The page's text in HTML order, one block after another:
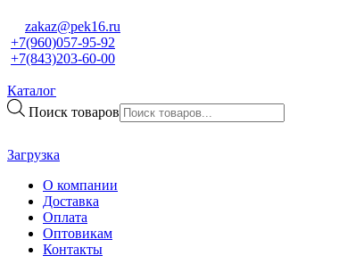
zakaz@pek16.ru
+7(960)057-95-92
+7(843)203-60-00
Каталог
Поиск товаров
Загрузка
О компании
Доставка
Оплата
Оптовикам
Контакты